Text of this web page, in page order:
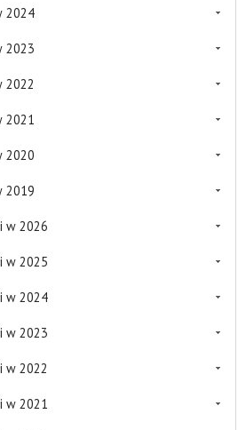
2024
2023
2022
2021
2020
2019
w 2026
w 2025
w 2024
w 2023
w 2022
w 2021